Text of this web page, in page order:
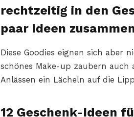
rechtzeitig in den
paar Ideen
Diese Goodies eignen sich
schönes Make-up zaubern auch
Anlässen ein Lächeln auf die
12 Geschenk-Ideen